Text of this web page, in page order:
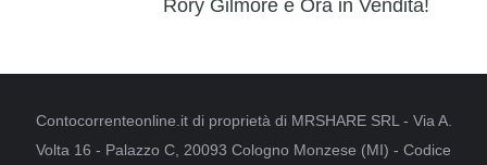
Rory Gilmore è Ora in Vendita!
Contocorrenteonline.it di proprietà di MRSHARE SRL - Via A.
Volta 16 - Palazzo C, 20093 Cologno Monzese (MI) - Codice